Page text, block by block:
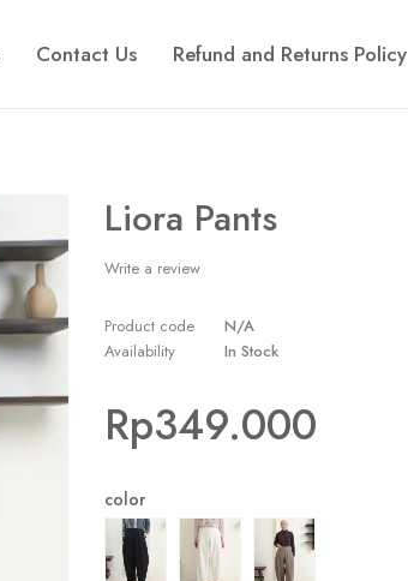
Contact Us Refund and Returns Policy
Liora Pants
Write a review
Product code
N/A
Availability
In Stock
Rp349.000
color